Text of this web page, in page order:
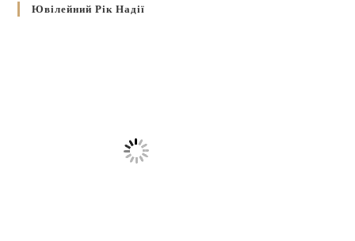
Ювілейний Рік Надії